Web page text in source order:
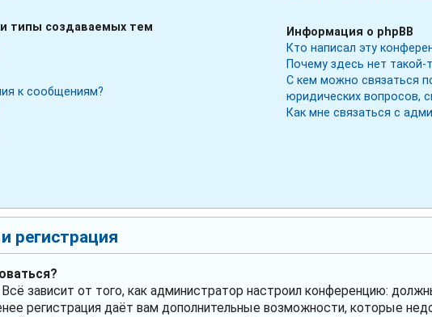
типы создаваемых тем
к сообщениям?
Информация о phpBB
Кто написал эту
Почему здесь нет такой-
С кем можно связаться
юридических вопросов,
Как мне связаться с
регистрация
зависит от того, как администратор настроил конференцию:
регистрация даёт вам дополнительные возможности, которые